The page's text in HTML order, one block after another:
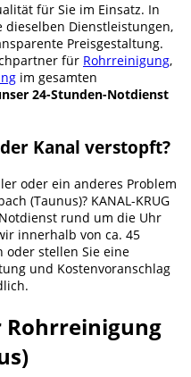
für Sie im Einsatz. In
dieselben Dienstleistungen,
Preisgestaltung.
für Rohrreinigung,
im gesamten
24-Stunden-Notdienst
Kanal verstopft?
oder ein anderes Problem
(Taunus)? KANAL-KRUG
rund um die Uhr
innerhalb von ca. 45
oder stellen Sie eine
und Kostenvoranschlag
Rohrreinigung